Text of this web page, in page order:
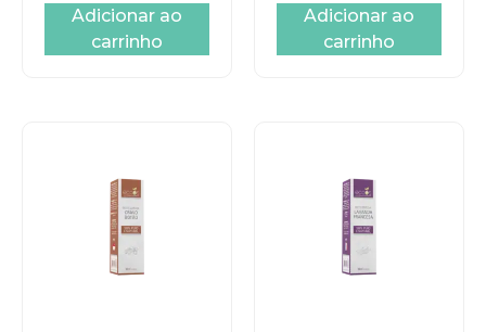
Adicionar ao
carrinho
Adicionar ao
carrinho